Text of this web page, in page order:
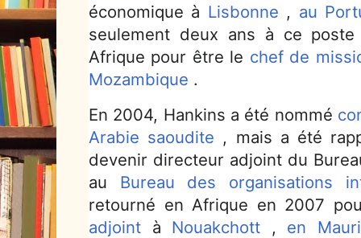
économique à Lisbonne , au
seulement deux ans à ce
Afrique pour être le chef de
Mozambique .
En 2004, Hankins a été nommé
Arabie saoudite , mais a été
devenir directeur adjoint du
au Bureau des organisations
retourné en Afrique en 2007
adjoint à Nouakchott , en